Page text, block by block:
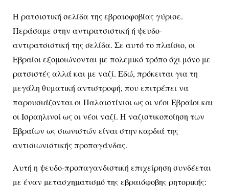
Η ρατσιστική σελίδα της εβραιοφοβίας γύρισε.
Περάσαμε στην αντιρατσιστική ή ψευδο-
αντιρατσιστική της σελίδα. Σε αυτό το πλαίσιο, οι
Εβραίοι εξομοιώνονται με πολεμικό τρόπο όχι μόνο με
ρατσιστές αλλά και με ναζί. Εδώ, πρόκειται για τη
μεγάλη θυματική αντιστροφή, που επιτρέπει να
παρουσιάζονται οι Παλαιστίνιοι ως οι νέοι Εβραίοι και
οι Ισραηλινοί ως οι νέοι ναζί. Η ναζιστικοποίηση των
Εβραίων ως σιωνιστών είναι στην καρδιά της
αντισιωνιστικής προπαγάνδας.
Αυτή η ψευδο-προπαγανδιστική επιχείρηση συνδέεται
με έναν μετασχηματισμό της εβραιόφοβης ρητορικής: